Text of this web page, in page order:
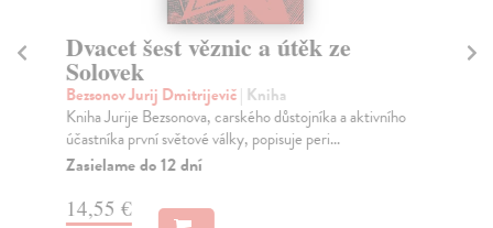
Dvacet šest věznic a útěk ze
Solovek
Bezsonov Jurij Dmitrijevič| Kniha
Kniha Jurije Bezsonova, carského důstojníka a aktivního
účastníka první světové války, popisuje peri...
Zasielame do 12 dní
14,55 €